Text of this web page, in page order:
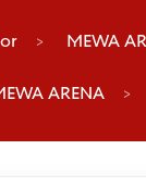
MEWA
ARENA